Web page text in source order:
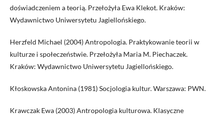
doświadczeniem a teorią. Przełożyła Ewa Klekot. Kraków:
Wydawnictwo Uniwersytetu Jagiellońskiego.
Herzfeld Michael (2004) Antropologia. Praktykowanie teorii w
kulturze i społeczeństwie. Przełożyła Maria M. Piechaczek.
Kraków: Wydawnictwo Uniwersytetu Jagiellońskiego.
Kłoskowska Antonina (1981) Socjologia kultur. Warszawa: PWN.
Krawczak Ewa (2003) Antropologia kulturowa. Klasyczne